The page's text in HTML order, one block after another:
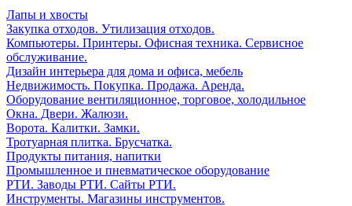
Лапы и хвосты
Закупка отходов. Утилизация отходов.
Компьютеры. Принтеры. Офисная техника. Сервисное
обслуживание.
Дизайн интерьера для дома и офиса, мебель
Недвижимость. Покупка. Продажа. Аренда.
Оборудование вентиляционное, торговое, холодильное
Окна. Двери. Жалюзи.
Ворота. Калитки. Замки.
Тротуарная плитка. Брусчатка.
Продукты питания, напитки
Промышленное и пневматическое оборудование
РТИ. Заводы РТИ. Сайты РТИ.
Инструменты. Магазины инструментов.